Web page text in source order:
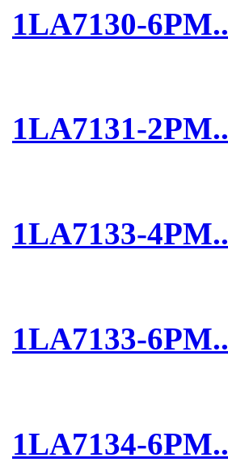
1LA7130-6PM..
1LA7131-2PM..
1LA7133-4PM..
1LA7133-6PM..
1LA7134-6PM..